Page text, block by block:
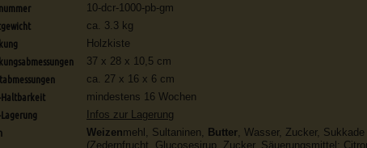
10-dcr-1000-pb-gm
ca. 3.3 kg
Holzkiste
37 x 28 x 10,5 cm
ca. 27 x 16 x 6 cm
Haltbarkeit mindestens 16 Wochen
Infos zur Lagerung
Weizenmehl, Sultaninen, Butter, Wasser, Zucker, Sukkade
(Zedernfrucht, Glucosesirup, Zucker, Säuerungsmittel: